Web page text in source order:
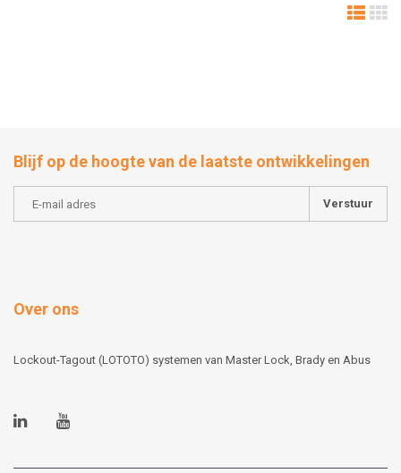
Blijf op de hoogte van de laatste ontwikkelingen
Verstuur
Over ons
Lockout-Tagout (LOTOTO) systemen van Master Lock, Brady en Abus